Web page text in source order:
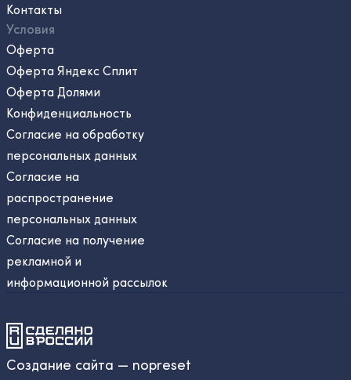
Контакты
Условия
Оферта
Оферта Яндекс Сплит
Оферта Долями
Конфиденциальность
Согласие на обработку
персональных данных
Согласие на
распространение
персональных данных
Согласие на получение
рекламной и
информационной рассылок
Создание сайта — nopreset